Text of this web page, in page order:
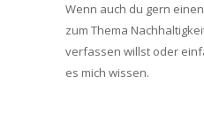
Wenn auch du gern
zum Thema
verfassen willst oder
es mich wissen.